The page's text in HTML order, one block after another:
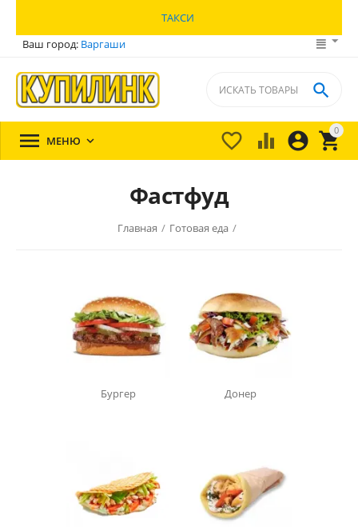
ТАКСИ
Ваш город: Варгаши
0


 

 МЕНЮ 
Фастфуд
Главная / Готовая еда /
Бургер Донер